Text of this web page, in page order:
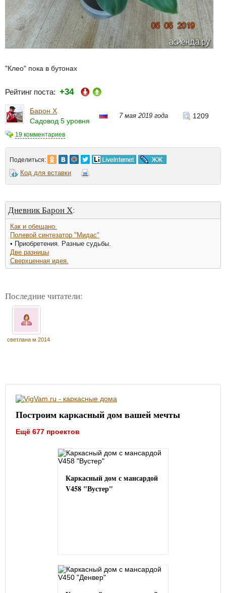
"Клео" пока в бутонах
Рейтинг поста: +34
Барон Х
Садовод 5 уровня
7 мая 2019 года 1209
19 комментариев
Поделиться:
Код для вставки
Дневник Барон Х:
Как и обещано.
Полевой синтезатор "Мидас"
• Приобретения. Разные судьбы.
Две разницы
Сверхценная идея.
Последние читатели:
светлана м 2014
Построим каркасный дом вашей мечты
Ещё 677 проектов
Каркасный дом с мансардой
V458 "Вустер"